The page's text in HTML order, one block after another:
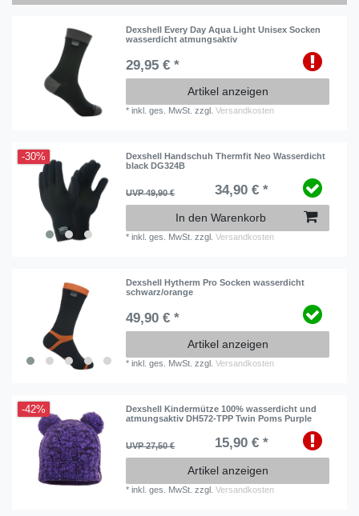
Dexshell Every Day Aqua Light Unisex Socken
wasserdicht atmungsaktiv
29,95 € *
Artikel anzeigen
*inkl. ges. MwSt. zzgl.Versandkosten
-30%
Dexshell Handschuh Thermfit Neo Wasserdicht
black DG324B
UVP 49,90 € 34,90 € *
In den Warenkorb
*inkl. ges. MwSt. zzgl.Versandkosten
Dexshell Hytherm Pro Socken wasserdicht
schwarz/orange
49,90 € *
Artikel anzeigen
*inkl. ges. MwSt. zzgl.Versandkosten
-42%
Dexshell Kindermütze 100% wasserdicht und
atmungsaktiv DH572-TPP Twin Poms Purple
UVP 27,50 € 15,90 € *
Artikel anzeigen
*inkl. ges. MwSt. zzgl.Versandkosten